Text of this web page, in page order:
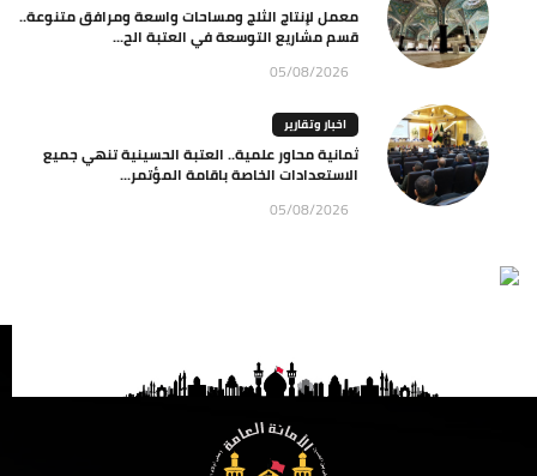
معمل لإنتاج الثلج ومساحات واسعة ومرافق متنوعة..
قسم مشاريع التوسعة في العتبة الح...
05/08/2026
اخبار وتقارير
ثمانية محاور علمية.. العتبة الحسينية تنهي جميع
الاستعدادات الخاصة باقامة المؤتمر...
05/08/2026